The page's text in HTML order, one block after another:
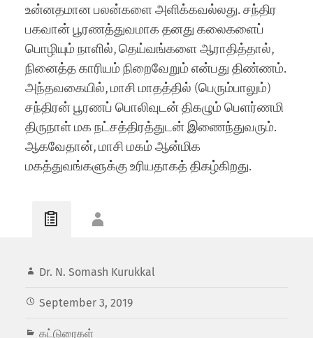
உன்னதமான பலன்களை அளிக்கவல்லது. சந்திர
பகவான் பூரணத்துவமாக தனது கலைகளைப்
பொழியும் நாளில், தெய்வங்களை ஆராதித்தால்,
நினைத்த காரியம் நிறைவேறும் என்பது திண்ணம்.
அந்தவகையில், மாசி மாதத்தில் (பெரும்பாலும்)
சந்திரன் பூரணப் பொலிவுடன் திகழும் பெளர்ணமி
திருநாள் மக நட்சத்திரத்துடன் இணைந்துவரும்.
ஆகவேதான், மாசி மகம் ஆன்மிக
மகத்துவங்களுக்கு உரியதாகத் திகழ்கிறது.
Dr. N. Somash Kurukkal
September 3, 2019
கட்டுரைகள்